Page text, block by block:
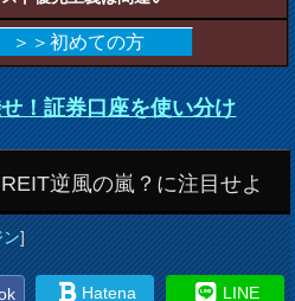
＞＞初めての方
！証券口座を使い分け
逆風の嵐？に注目せよ
ン]
Hatena LINE